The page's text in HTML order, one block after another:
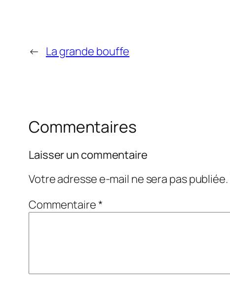
← La grande bouffe
Commentaires
Laisser un commentaire
Votre adresse e-mail ne sera pas publiée.
Commentaire*